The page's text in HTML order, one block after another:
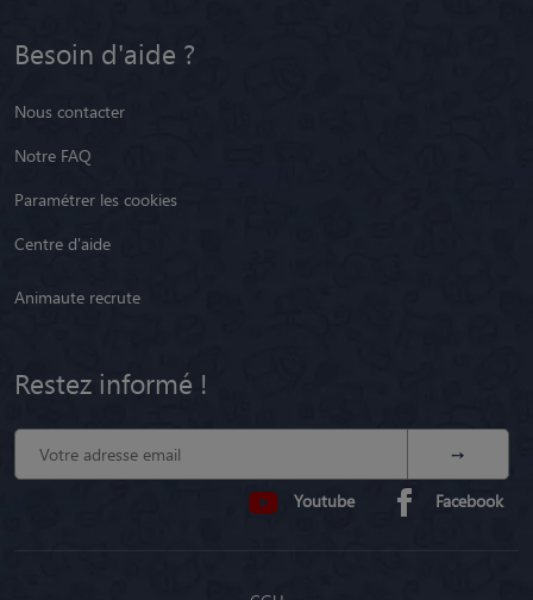
Besoin d'aide ?
Nous contacter
Notre FAQ
Paramétrer les cookies
Centre d'aide
Animaute recrute
Restez informé !
Youtube Facebook